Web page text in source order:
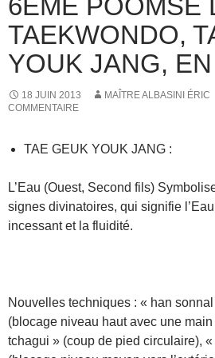
6ÈME POOMSÉ
TAEKWONDO,
YOUK JANG,
18 JUIN 2013 MAÎTRE ALBASINI ÉRIC
COMMENTAIRE
TAE GEUK YOUK JANG :
L’Eau (Ouest, Second fils)
signes divinatoires, qui signifie
incessant et la fluidité.
Nouvelles techniques : « han
(blocage niveau haut avec une
tchagui » (coup de pied circulaire),